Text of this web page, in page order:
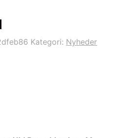
kr..
Kategori: Nyheder